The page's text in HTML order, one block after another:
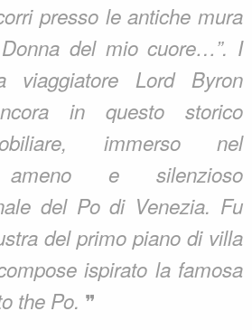
presso le antiche mura
del mio cuore…”. I
viaggiatore Lord Byron
in questo storico
immerso nel
ameno e silenzioso
del Po di Venezia. Fu
del primo piano di villa
ispirato la famosa
the Po. ❞